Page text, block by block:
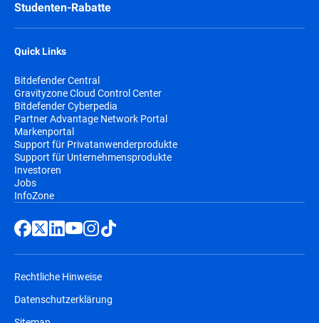
Studenten-Rabatte
Quick Links
Bitdefender Central
Gravityzone Cloud Control Center
Bitdefender Cyberpedia
Partner Advantage Network Portal
Markenportal
Support für Privatanwenderprodukte
Support für Unternehmensprodukte
Investoren
Jobs
InfoZone
Rechtliche Hinweise
Datenschutzerklärung